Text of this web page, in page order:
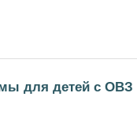
для детей с ОВЗ